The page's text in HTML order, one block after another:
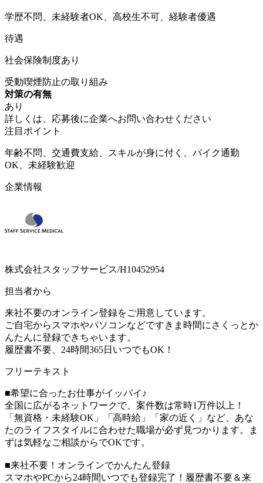
学歴不問、未経験者OK、高校生不可、経験者優遇
待遇
社会保険制度あり
受動喫煙防止の取り組み
対策の有無
あり
詳しくは、応募後に企業へお問い合わせください
注目ポイント
年齢不問、交通費支給、スキルが身に付く、バイク通勤
OK、未経験歓迎
企業情報
株式会社スタッフサービス/H10452954
担当者から
来社不要のオンライン登録をご用意しています。
ご自宅からスマホやパソコンなどですきま時間にさくっとか
んたんに登録できちゃいます。
履歴書不要、24時間365日いつでもOK！
フリーテキスト
■希望に合ったお仕事がイッパイ♪
全国に広がるネットワークで、案件数は常時1万件以上！
「無資格・未経験OK」「高時給」「家の近く」など、あな
たのライフスタイルに合わせた職場が必ず見つかります。ま
ずは気軽なご相談からでOKです。
■来社不要！オンラインでかんたん登録
スマホやPCから24時間いつでも登録完了！履歴書不要＆来